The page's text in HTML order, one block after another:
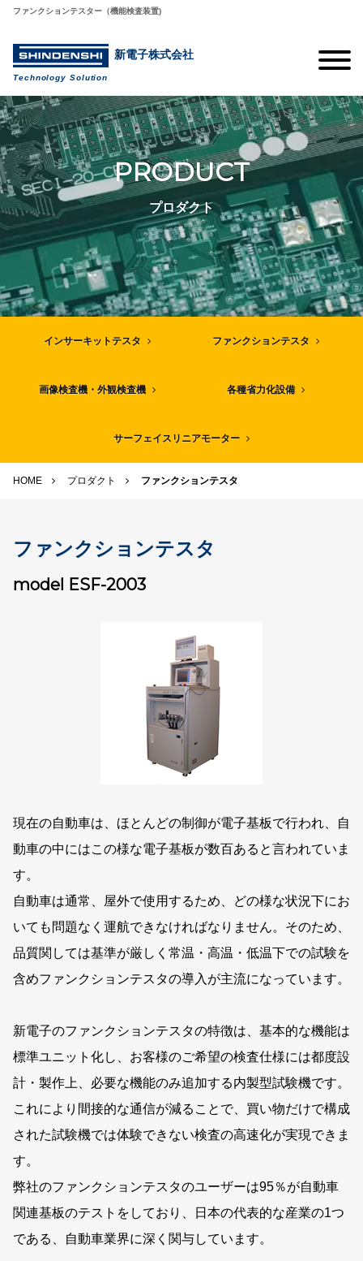
ファンクションテスター（機能検査装置)
新電子株式会社
Technology Solution
PRODUCT
プロダクト
インサーキットテスタ ファンクションテスタ
画像検査機・外観検査機 各種省力化設備
サーフェイスリニアモーター
HOME プロダクト ファンクションテスタ
ファンクションテスタ
model ESF-2003
現在の自動車は、ほとんどの制御が電子基板で行われ、自
動車の中にはこの様な電子基板が数百あると言われていま
す。
自動車は通常、屋外で使用するため、どの様な状況下にお
いても問題なく運航できなければなりません。そのため、
品質関しては基準が厳しく常温・高温・低温下での試験を
含めファンクションテスタの導入が主流になっています。
新電子のファンクションテスタの特徴は、基本的な機能は
標準ユニット化し、お客様のご希望の検査仕様には都度設
計・製作上、必要な機能のみ追加する内製型試験機です。
これにより間接的な通信が減ることで、買い物だけで構成
された試験機では体験できない検査の高速化が実現できま
す。
弊社のファンクションテスタのユーザーは95％が自動車
関連基板のテストをしており、日本の代表的な産業の1つ
である、自動車業界に深く関与しています。